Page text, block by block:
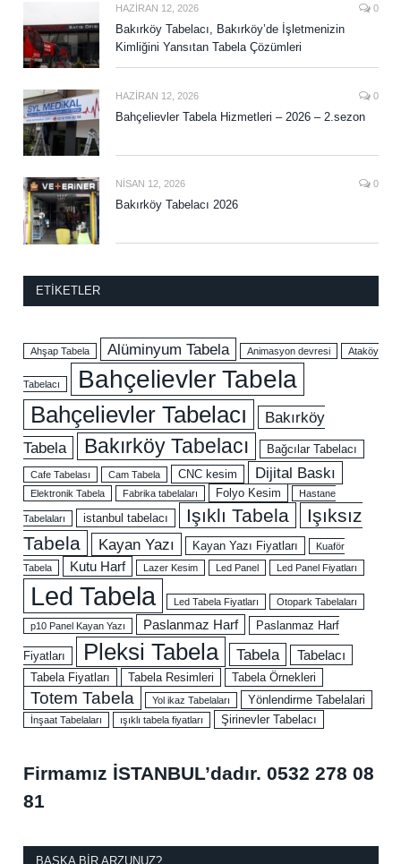
HAZIRAN 12, 2026 0
Bakırköy Tabelacı, Bakırköy’de İşletmenizin
Kimliğini Yansıtan Tabela Çözümleri
HAZIRAN 12, 2026 0
Bahçelievler Tabela Hizmetleri – 2026 – 2.sezon
NISAN 12, 2026 0
Bakırköy Tabelacı 2026
ETIKETLER
Ahşap Tabela Alüminyum Tabela Animasyon devresi Ataköy
Tabelacı Bahçelievler Tabela
Bahçelievler Tabelacı
Bakırköy
Tabela
Bakırköy Tabelacı Bağcılar Tabelacı
Cafe Tabelası Cam Tabela CNC kesim Dijital Baskı
Elektronik Tabela Fabrika tabelaları Folyo Kesim Hastane
Tabelaları istanbul tabelacı Işıklı Tabela
Işıksız
Tabela
Kayan Yazı Kayan Yazı Fiyatları
Kuaför
Tabela
Kutu Harf Lazer Kesim Led Panel Led Panel Fiyatları
Led Tabela Led Tabela Fiyatları Otopark Tabelaları
p10 Panel Kayan Yazı Paslanmaz Harf Paslanmaz Harf
Fiyatları Pleksi Tabela Tabela Tabelacı
Tabela Fiyatları Tabela Resimleri Tabela Örnekleri
Totem Tabela Yol ikaz Tabelaları Yönlendirme Tabelalari
İnşaat Tabelaları ışıklı tabela fiyatları Şirinevler Tabelacı
Firmamız İSTANBUL’dadır. 0532 278 08
81
BAŞKA BIR ARZUNUZ?